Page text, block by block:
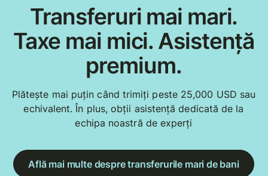
Transferuri mai mari.
Taxe mai mici. Asistență
premium.
Plătește mai puțin când trimiți peste 25,000 USD sau
echivalent. În plus, obții asistență dedicată de la
echipa noastră de experți
Află mai multe despre transferurile mari de bani